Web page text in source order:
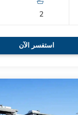
2
استفسر الآن